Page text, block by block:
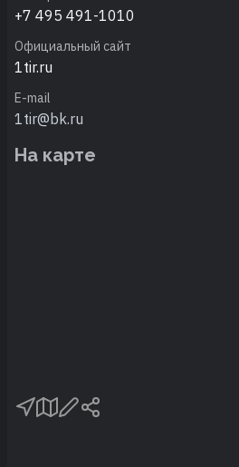
+7 495 491-1010
Официальный сайт
1tir.ru
E-mail
1tir@bk.ru
На карте